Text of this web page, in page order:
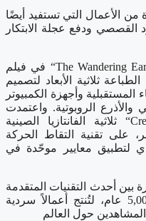
الأعمال التي تستفيد أيضًا
القصصي ودفع عجلة الابتكار
في فيلم “The Wandering Earth 2″، أحد أبرز أفلام الخيال العلمي
ثلاثية الأبعاد لتصميم
وأجهزة الكمبيوتر
والأذرع الروبوتية. واعتمدت
ثلاثية الفانتازيا الصينية “Creation of the Gods”، التي تشتهر
على تقنية التقاط الحركة
لتطبيق معايير موحّدة في
بين أحدث التقنيات المتقدمة
وثراء إرث ثقافي يمتد لأكثر من 5,000 عام، لتُنتج أعمالاً سردية